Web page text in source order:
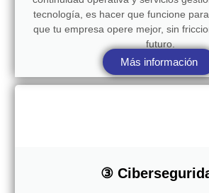
tecnología, es hacer que funcione
que tu empresa opere mejor, sin
futuro.
Más información
③